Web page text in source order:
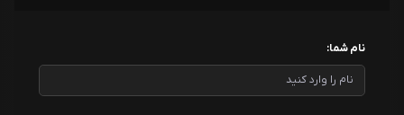
نام شما: